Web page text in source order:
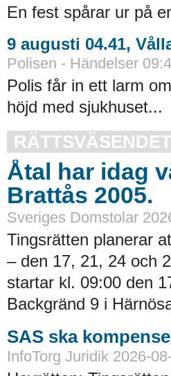
En fest spårar ur på
9 augusti 04.41,
Polisen - Händelser
Polis får in ett larm
höjd med sjukhuset...
RÄTTSVÄSENDET
Åtal har idag
Brattås 2005.
Sveriges Domstolar
Tingsrätten planerar
– den 17, 21, 24 och
startar kl. 09:00 den
Backgränd 9 i
SAS ska
InfoTorg Juridik 2026-